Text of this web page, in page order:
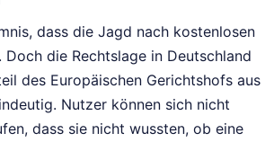
dass die Jagd nach kostenlosen
die Rechtslage in Deutschland
des Europäischen Gerichtshofs aus
Nutzer können sich nicht
dass sie nicht wussten, ob eine